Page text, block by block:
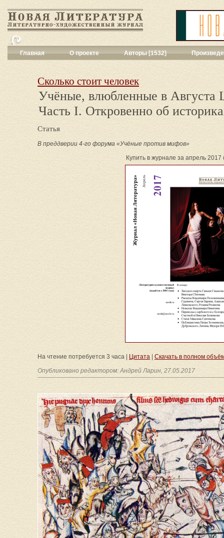
Главная О проекте Авторы [1532]
Переводы
Рассказы
Драматургия
Повести,
Галерея[144]
Поэзия[1016]
Другие жанры
Все жанры
Сколько стоит человек
Учёные, влюбленные в Августа
Часть I. Откровенно об
Статья
В преддверии 4-го форума «Учёные против мифов»
Купить в журнале за апрель 2017
На чтение потребуется 3 часа | Цитата
Скачать в полном
Опубликовано редактором: Андрей Ларин, 27.05.2017